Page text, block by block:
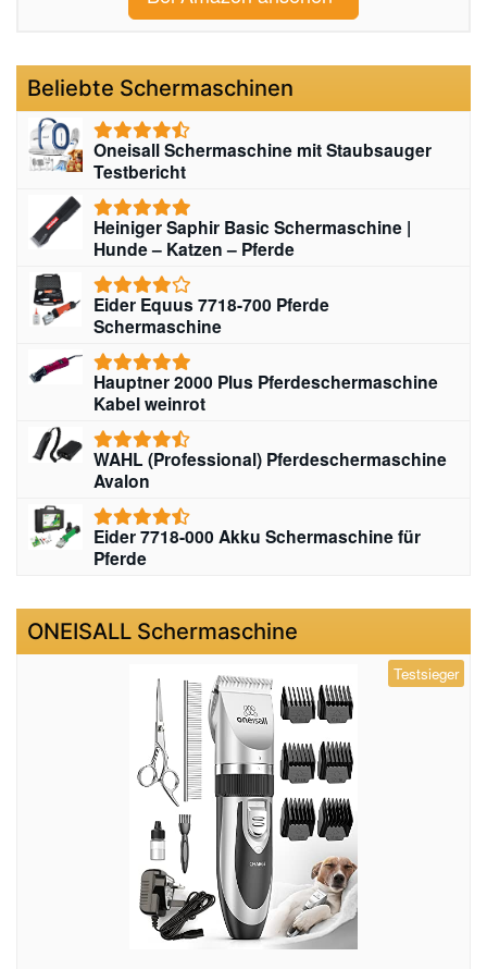
Beliebte Schermaschinen
Oneisall Schermaschine mit Staubsauger
Testbericht
Heiniger Saphir Basic Schermaschine |
Hunde – Katzen – Pferde
Eider Equus 7718-700 Pferde
Schermaschine
Hauptner 2000 Plus Pferdeschermaschine
Kabel weinrot
WAHL (Professional) Pferdeschermaschine
Avalon
Eider 7718-000 Akku Schermaschine für
Pferde
ONEISALL Schermaschine
Testsieger